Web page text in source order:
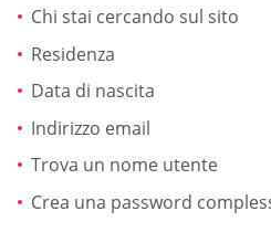
Chi stai cercando sul sito
Residenza
Data di nascita
Indirizzo email
Trova un nome utente
Crea una password